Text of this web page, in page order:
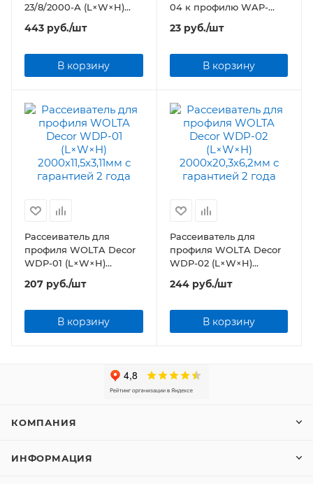
23/8/2000-А (L×W×H)
2000х23,42х8,76мм
анодированный
443 руб./шт
В корзину
04 к профилю WAP-
23/8/2000-А 2шт
23руб./шт
В корзину
Рассеиватель для
профиля WOLTA Decor
WDP-01 (L×W×H)
2000х11,5х3,11мм
207 руб./шт
В корзину
Рассеиватель для
профиля WOLTA Decor
WDP-02 (L×W×H)
2000х20,3х6,2мм
244руб./шт
В корзину
КОМПАНИЯ
ИНФОРМАЦИЯ